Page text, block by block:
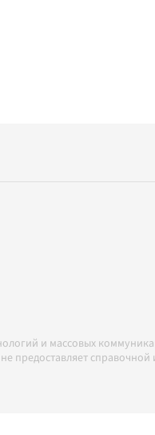
и массовых
предоставляет